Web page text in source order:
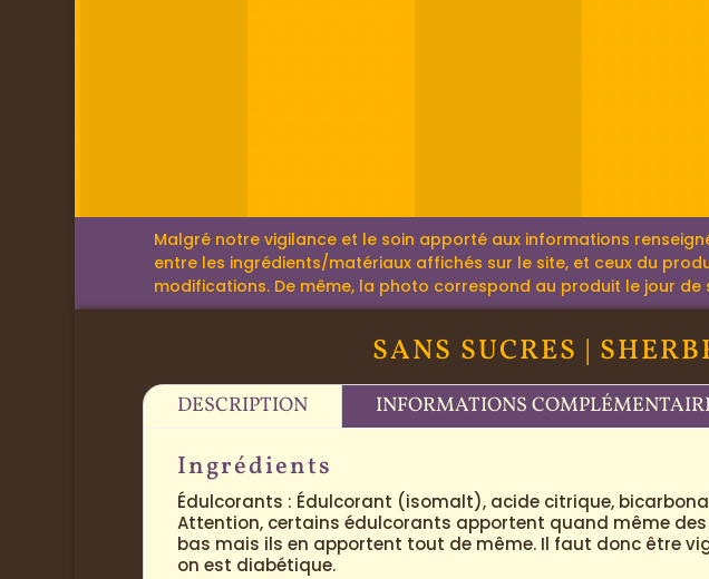
Malgré notre vigilance et le soin apporté aux informations
entre les ingrédients/matériaux affichés sur le site, et ceux du
modifications. De même, la photo correspond au produit le jour
SANS SUCRES |
DESCRIPTION INFORMATIONS
Ingrédients
Édulcorants : Édulcorant (isomalt), acide citrique,
Attention, certains édulcorants apportent quand même
bas mais ils en apportent tout de même. Il faut donc être
on est diabétique.